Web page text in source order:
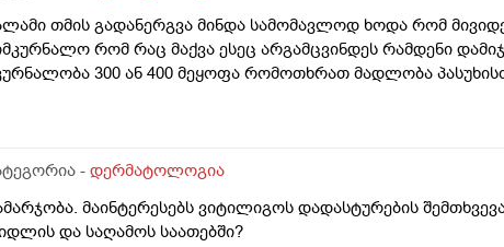
თმის გადანერგვა მინდა სამომავლოდ ხოდა რომ
რომ რაც მაქვა ესეც არგამცვინდეს რამდენი
300 ან 400 მეყოფა რომოთხრათ მადლობა
- დერმატოლოგია
მაინტერესებს ვიტილიგოს დადასტურების
და საღამოს საათებში?